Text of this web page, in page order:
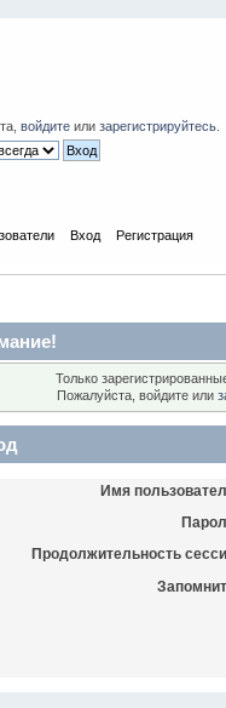
войдите или зарегистрируйтесь
Вход Регистрация
Только
Пожалуйста, войдите или
Имя
Продолжительность